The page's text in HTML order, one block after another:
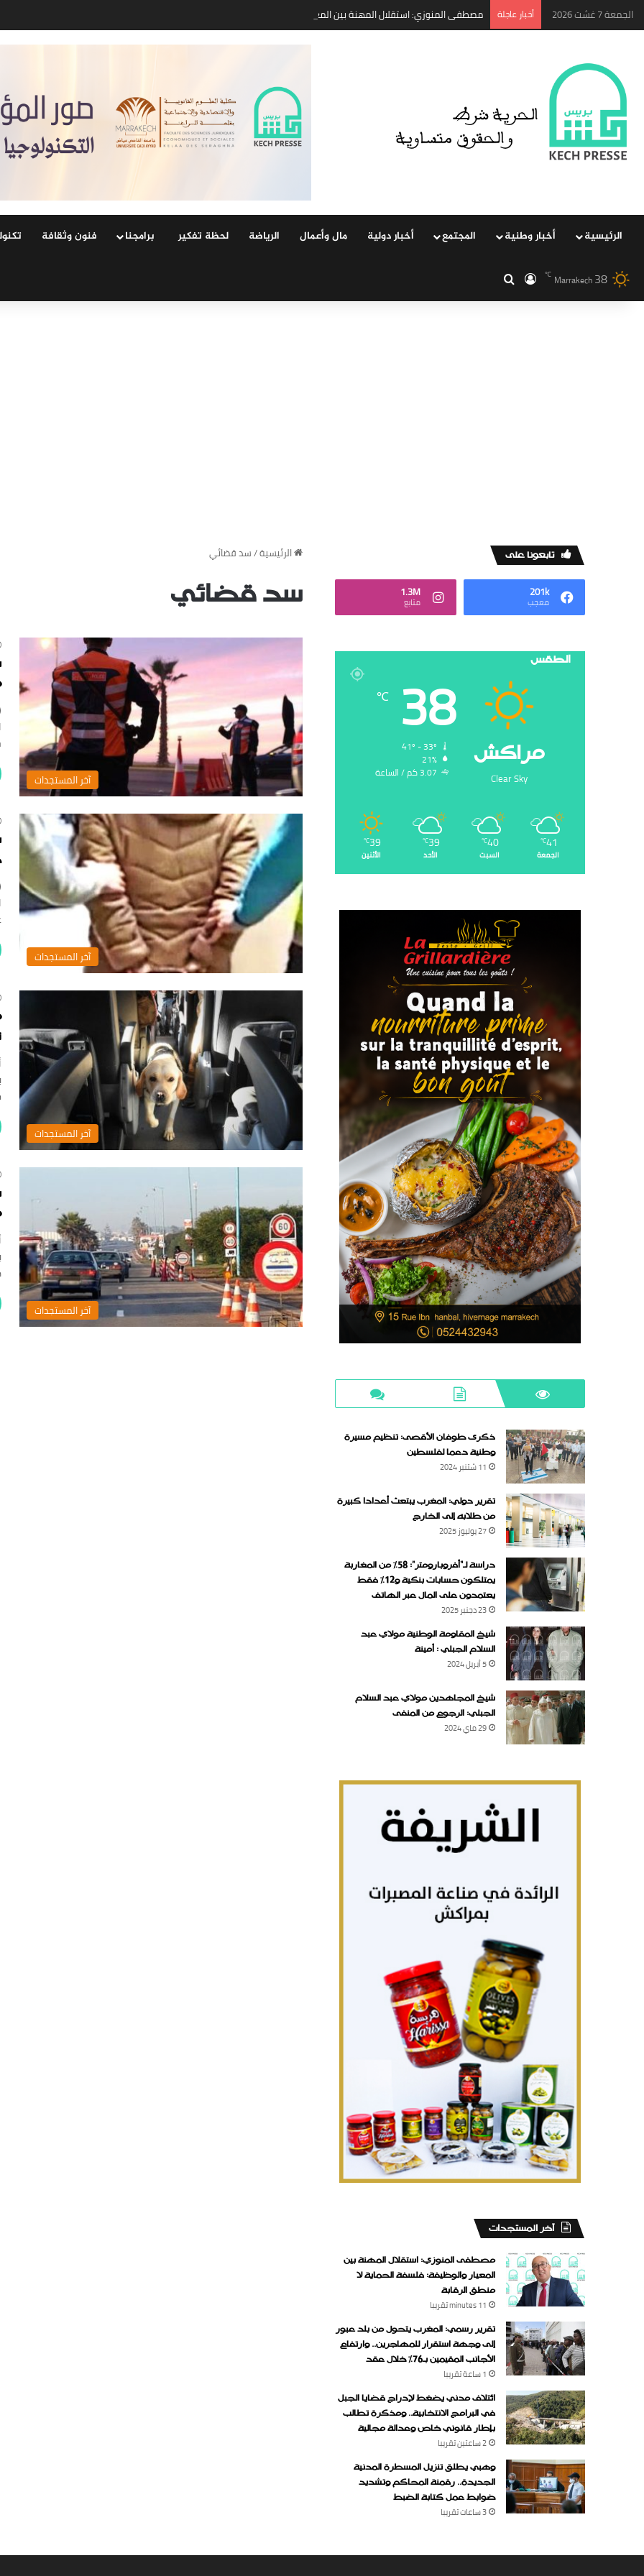
الجمعة 7 غشت 2026 ‏أخبار عاجلة مصطفى المنوزي: استقلال المهنة بين المعيار والوظيفة: فلسفة الحماية لا منطق الرقابة
الرئيسية ‏أخبار وطنية المجتمع ‏أخبار دولية مال وأعمال الرياضة لحظة تفكير ‏ ‏برامجنا فنون وثقافة
Marrakech38
℃ ‏الدخول
‏الرئيسية/سد قضائي
سد قضائي
‏آخر المستجدات
‏آخر المستجدات
‏آخر المستجدات
‏آخر المستجدات
‏تابعونا على
201k
‏معجب
1.3M
‏متابع
الطقس
‏مراكش
Clear Sky
38
℃
21%
3.07 ‏كم / الساعة
41
℃
الجمعة
40
℃
السبت
39
℃
الأحد
39
℃
الأثنين
ذكرى طوفان الأقصى: تنظيم مسيرة
وطنية دعما لفلسطين
11 شتنبر 2024
تقرير دولي: المغرب يبتعث أعدادا كبيرة
من طلابه إلى الخارج
27 يوليوز 2025
دراسة لـ“أفروبارومتر”: 58٪ من المغاربة
يمتلكون حسابات بنكية و12٪ فقط
يعتمدون على المال عبر الهاتف
23 دجنبر 2025
شيخ المقاومة الوطنية مولاي عبد
السلام الجبلي : أمينة
5 أبريل 2024
شيخ المجاهدين مولاي عبد السلام
الجبلي: الرجوع من المنفى
29 ماي 2024
‏آخر المستجدات
مصطفى المنوزي: استقلال المهنة بين
المعيار والوظيفة: فلسفة الحماية لا
منطق الرقابة
11 minutes ‏تقريبا
تقرير رسمي: المغرب يتحول من بلد عبور
إلى وجهة استقرار للمهاجرين.. وارتفاع
الأجانب المقيمين بـ76% خلال عقد
1 ساعة ‏تقريبا
ائتلاف مدني يضغط لإدراج قضايا الجبل
في البرامج الانتخابية.. ومذكرة تطالب
بإطار قانوني خاص وعدالة مجالية
2 ساعتين ‏تقريبا
وهبي يطلق تنزيل المسطرة المدنية
الجديدة.. رقمنة المحاكم وتشديد
ضوابط عمل كتابة الضبط
3 ساعات ‏تقريبا